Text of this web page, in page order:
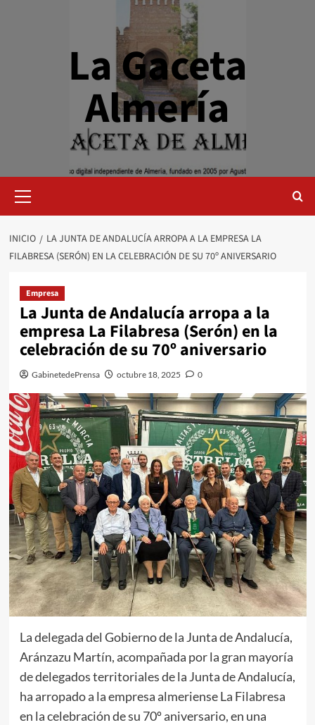
La Gaceta
Almería
primario
INICIO
LA JUNTA DE ANDALUCÍA ARROPA A LA EMPRESA LA
FILABRESA (SERÓN) EN LA CELEBRACIÓN DE SU 70º ANIVERSARIO
Empresa
La Junta de Andalucía arropa a la
empresa La Filabresa (Serón) en la
celebración de su 70º aniversario
GabinetedePrensa octubre 18, 2025 0
La delegada del Gobierno de la Junta de Andalucía,
Aránzazu Martín, acompañada por la gran mayoría
de delegados territoriales de la Junta de Andalucía,
ha arropado a la empresa almeriense La Filabresa
en la celebración de su 70º aniversario, en una